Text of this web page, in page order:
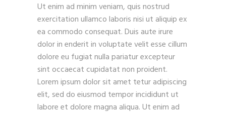
Ut enim ad minim veniam, quis nostrud
exercitation ullamco laboris nisi ut aliquip ex
ea commodo consequat. Duis aute irure
dolor in enderit in voluptate velit esse cillum
dolore eu fugiat nulla pariatur excepteur
sint occaecat cupidatat non proident.
Lorem ipsum dolor sit amet tetur adipiscing
elit, sed do eiusmod tempor incididunt ut
labore et dolore magna aliqua. Ut enim ad